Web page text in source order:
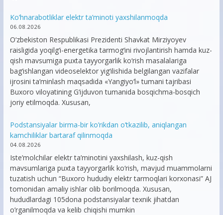
Ko’hnarabotliklar elektr ta’minoti yaxshilanmoqda
06.08.2026
O‘zbekiston Respublikasi Prezidenti Shavkat Mirziyoyev
raisligida yoqilg‘i-energetika tarmog‘ini rivojlantirish hamda kuz-
qish mavsumiga puxta tayyorgarlik ko‘rish masalalariga
bag‘ishlangan videoselektor yig‘ilishida belgilangan vazifalar
ijrosini ta’minlash maqsadida «Yangiyo‘l» tumani tajribasi
Buxoro viloyatining G‘ijduvon tumanida bosqichma-bosqich
joriy etilmoqda. Xususan,
Podstansiyalar birma-bir ko’rikdan o’tkazilib, aniqlangan
kamchiliklar bartaraf qilinmoqda
04.08.2026
Iste’molchilar elektr ta’minotini yaxshilash, kuz-qish
mavsumlariga puxta tayyorgarlik ko‘rish, mavjud muammolarni
tuzatish uchun “Buxoro hududiy elektr tarmoqlari korxonasi” AJ
tomonidan amaliy ishlar olib borilmoqda. Xususan,
hududlardagi 105dona podstansiyalar texnik jihatdan
o’rganilmoqda va kelib chiqishi mumkin